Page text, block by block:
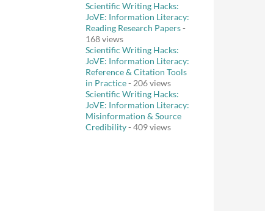
Scientific Writing Hacks:
JoVE: Information Literacy:
Reading Research Papers-
168 views
Scientific Writing Hacks:
JoVE: Information Literacy:
Reference & Citation Tools
in Practice- 206 views
Scientific Writing Hacks:
JoVE: Information Literacy:
Misinformation & Source
Credibility- 409 views